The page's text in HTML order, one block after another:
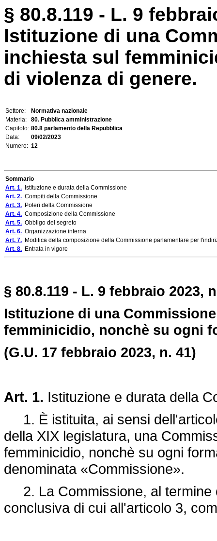
§ 80.8.119 - L. 9
Istituzione di una
inchiesta sul
di violenza di genere.
Settore:
Normativa nazionale
Materia:
80. Pubblica amministrazione
Capitolo: 80.8 parlamento della Repubblica
Data:
09/02/2023
Numero: 12
Sommario
Art. 1. Istituzione e durata della Commissione
Art. 2. Compiti della Commissione
Art. 3. Poteri della Commissione
Art. 4. Composizione della Commissione
Art. 5. Obbligo del segreto
Art. 6. Organizzazione interna
Art. 7. Modifica della composizione della Commissione parlamentare per
Art. 8. Entrata in vigore
§ 80.8.119 - L. 9 febbraio 2023,
Istituzione di una
femminicidio, nonchè su ogni
(G.U. 17 febbraio 2023, n. 41)
Art. 1. Istituzione e durata della
1. È istituita, ai sensi
della XIX legislatura, una
femminicidio, nonchè su ogni
denominata «Commissione».
2. La Commissione, al termine
conclusiva di cui all'articolo 3,